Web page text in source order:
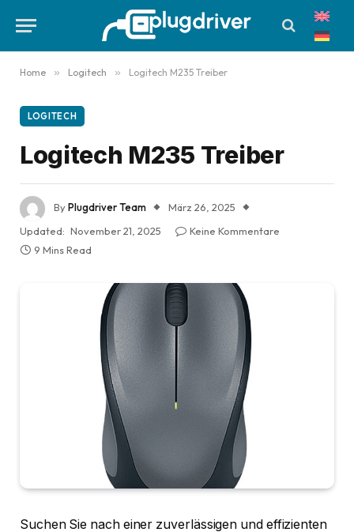
Home » Logitech » Logitech M235 Treiber
LOGITECH
Logitech M235 Treiber
ByPlugdriver Team
März 26, 2025
Updated: November 21, 2025
Keine Kommentare
9 Mins Read
Suchen Sie nach einer zuverlässigen und effizienten